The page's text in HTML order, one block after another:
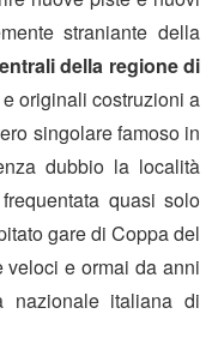
straniante della
della regione di
originali costruzioni a
singolare famoso in
dubbio la località
quasi solo
gare di Coppa del
e ormai da anni
nazionale italiana di